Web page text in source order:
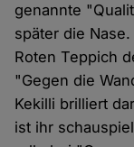
genannte
später die
Roten Teppich
"Gegen die
Kekilli brilliert
ist ihr